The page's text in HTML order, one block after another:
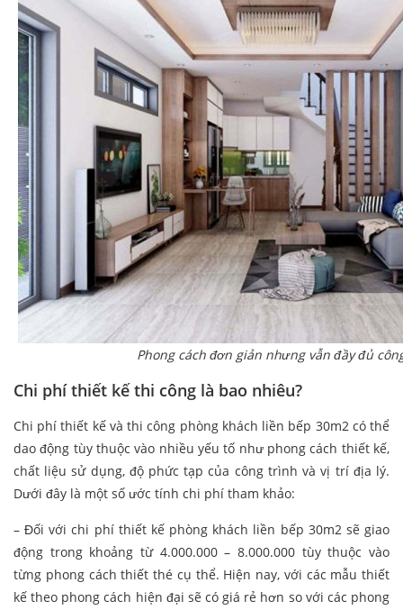
Phong cách đơn giản nhưng vẫn đầy đủ
Chi phí thiết kế thi công là bao nhiêu?
Chi phí thiết kế và thi công phòng khách liền bếp 30m2 có thể
dao động tùy thuộc vào nhiều yếu tố như phong cách thiết kế,
chất liệu sử dụng, độ phức tạp của công trình và vị trí địa lý.
Dưới đây là một số ước tính chi phí tham khảo:
– Đối với chi phí thiết kế phòng khách liền bếp 30m2 sẽ giao
động trong khoảng từ 4.000.000 – 8.000.000 tùy thuộc vào
từng phong cách thiết thé cụ thể. Hiện nay, với các mẫu thiết
kế theo phong cách hiện đại sẽ có giá rẻ hơn so với các phong